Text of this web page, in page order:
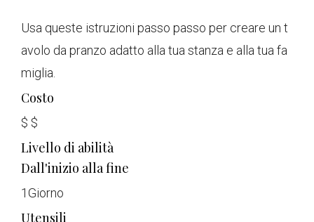
Usa queste istruzioni passo passo per creare un t
avolo da pranzo adatto alla tua stanza e alla tua fa
miglia.
Costo
$ $
Livello di abilità
Dall'inizio alla fine
1Giorno
Utensili